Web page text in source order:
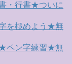
・行書★ついに
を極めよう★無
★ペン字練習★無